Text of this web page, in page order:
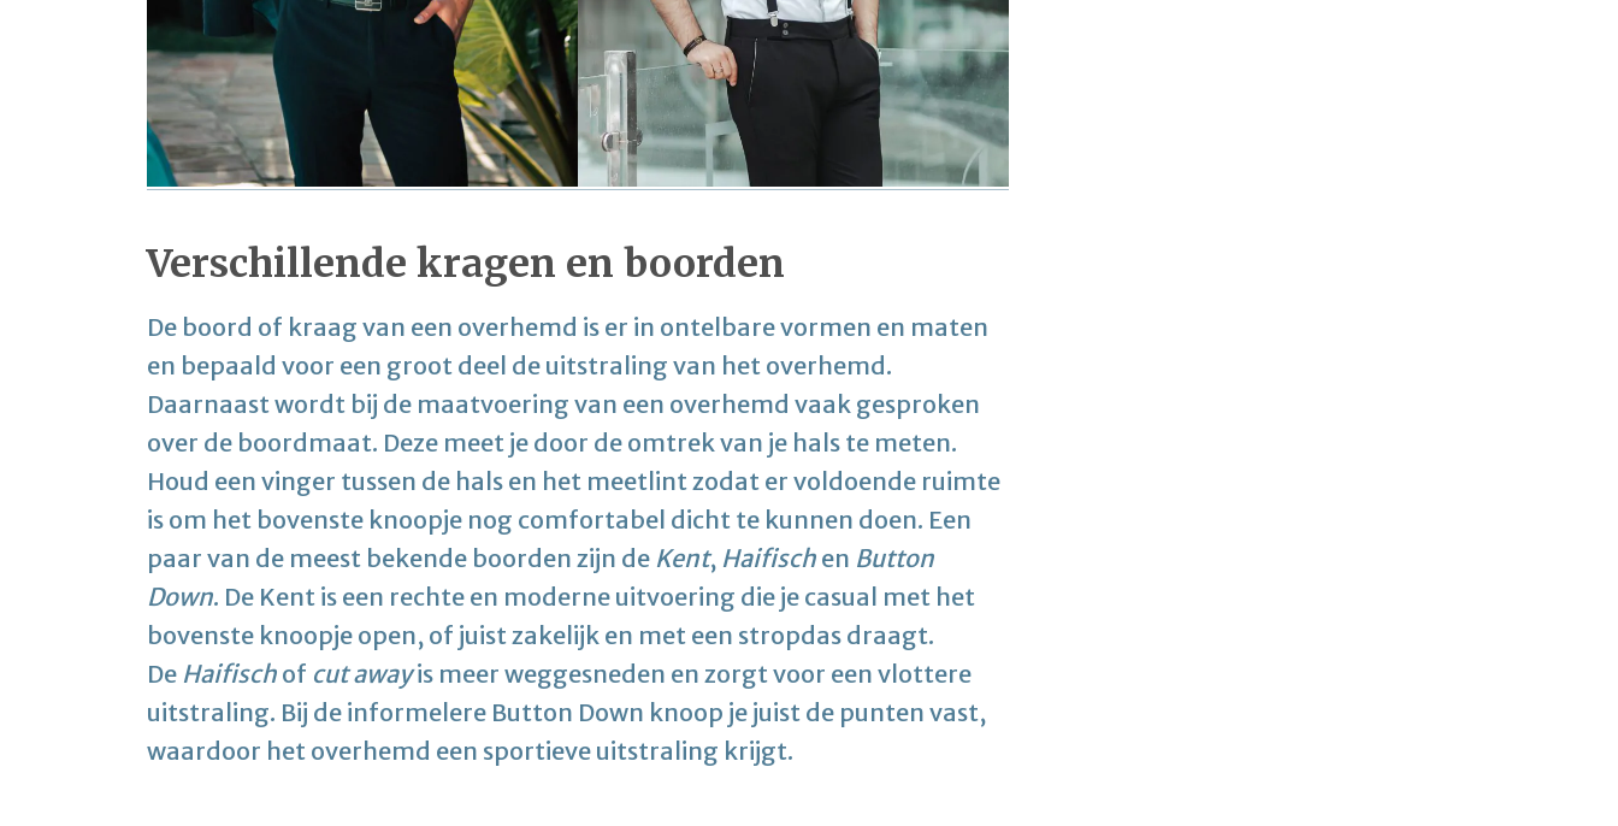
Verschillende kragen en boorden
De boord of kraag van een overhemd is er in ontelbare vormen en maten
en bepaald voor een groot deel de uitstraling van het overhemd.
Daarnaast wordt bij de maatvoering van een overhemd vaak gesproken
over de boordmaat. Deze meet je door de omtrek van je hals te meten.
Houd een vinger tussen de hals en het meetlint zodat er voldoende ruimte
is om het bovenste knoopje nog comfortabel dicht te kunnen doen. Een
paar van de meest bekende boorden zijn de Kent, Haifisch en Button
Down. De Kent is een rechte en moderne uitvoering die je casual met het
bovenste knoopje open, of juist zakelijk en met een stropdas draagt.
De Haifisch of cut awayis meer weggesneden en zorgt voor een vlottere
uitstraling. Bij de informelere Button Down knoop je juist de punten vast,
waardoor het overhemd een sportieve uitstraling krijgt.